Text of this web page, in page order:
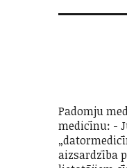
Padomju
medicīnu: -
aizsardzība